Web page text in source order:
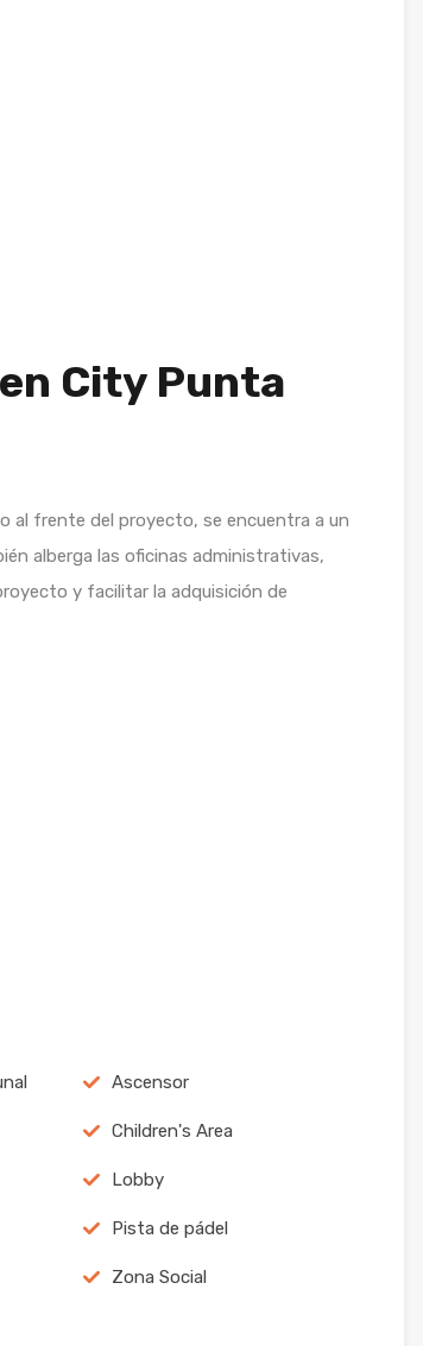
City Punta
al frente del proyecto, se encuentra a un
alberga las oficinas administrativas,
y facilitar la adquisición de
Ascensor
Children's Area
Lobby
Pista de pádel
Zona Social